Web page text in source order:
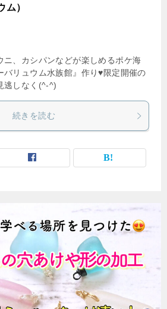
）
ニ、カシパンなどが楽しめるポケ海
バリュウム水族館』作り♥限定開催の
逃しなく(^-^)
続きを読む